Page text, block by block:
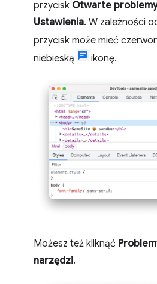
przycisk Otwarte
Ustawienia. W zależności
przycisk może mieć
niebieską
ikonę.
Możesz też kliknąć
narzędzi.